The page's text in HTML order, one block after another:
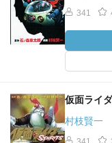
341
仮面ライ
村枝賢一